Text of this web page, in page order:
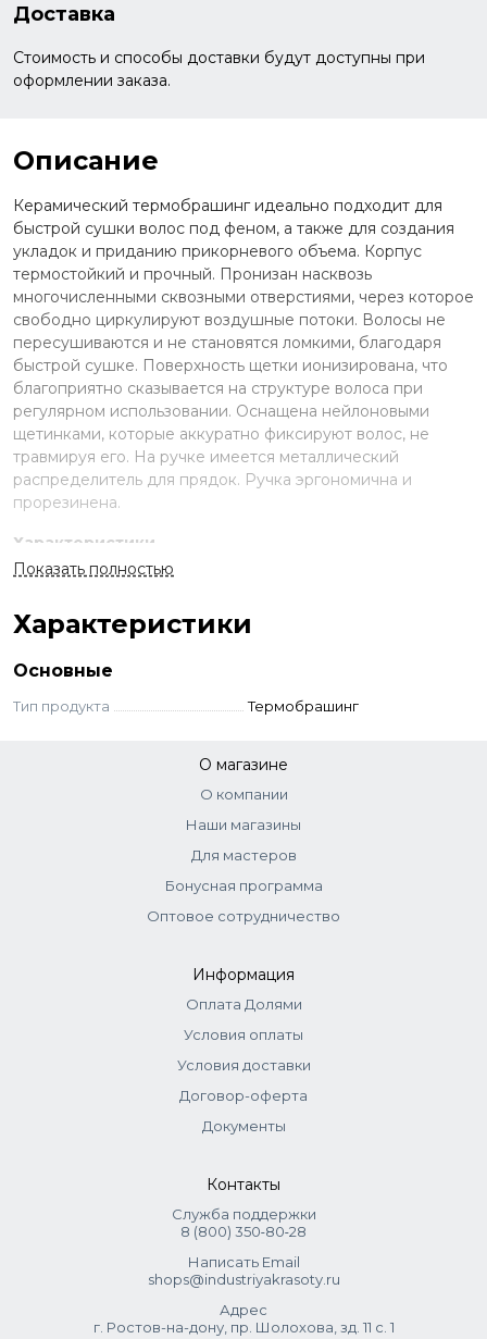
Доставка
Стоимость и способы доставки будут доступны при
оформлении заказа.
Описание
Керамический термобрашинг идеально подходит для
быстрой сушки волос под феном, а также для создания
укладок и приданию прикорневого объема. Корпус
термостойкий и прочный. Пронизан насквозь
многочисленными сквозными отверстиями, через которое
свободно циркулируют воздушные потоки. Волосы не
пересушиваются и не становятся ломкими, благодаря
быстрой сушке. Поверхность щетки ионизирована, что
благоприятно сказывается на структуре волоса при
регулярном использовании. Оснащена нейлоновыми
щетинками, которые аккуратно фиксируют волос, не
травмируя его. На ручке имеется металлический
распределитель для прядок. Ручка эргономична и
прорезинена.
Характеристики
Нейлоновая щетина
Диаметр внешний 62 мм
Диаметр внутренний 44 мм
Показать полностью
Характеристики
Основные
Тип продукта Термобрашинг
О магазине
О компании
Наши магазины
Для мастеров
Бонусная программа
Оптовое сотрудничество
Информация
Оплата Долями
Условия оплаты
Условия доставки
Договор-оферта
Документы
Контакты
Служба поддержки
8 (800) 350‑80‑28
Написать Email
shops@industriyakrasoty.ru
Адрес
г. Ростов-на-дону, пр. Шолохова, зд. 11 с. 1